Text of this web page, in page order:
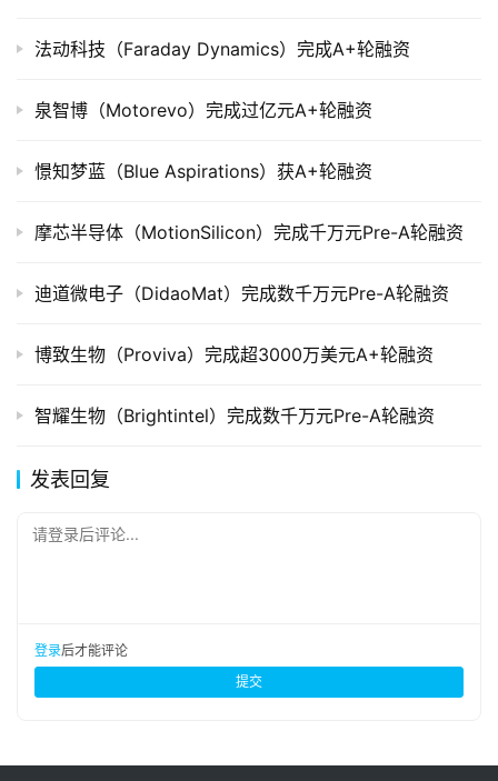
学
法动科技（Faraday Dynamics）完成A+轮融资
泉智博（Motorevo）完成过亿元A+轮融资
憬知梦蓝（Blue Aspirations）获A+轮融资
摩芯半导体（MotionSilicon）完成千万元Pre-A轮融资
迪道微电子（DidaoMat）完成数千万元Pre-A轮融资
博致生物（Proviva）完成超3000万美元A+轮融资
智耀生物（Brightintel）完成数千万元Pre-A轮融资
发表回复
请登录后评论...
登录后才能评论
提交